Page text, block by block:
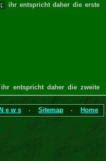
ihr entspricht daher die erste
ihr entspricht daher die zweite
e w s · Sitemap · Home